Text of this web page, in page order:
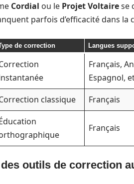
Cordial ou le Projet Voltairese
parfois d’efficacité dans
de correction Langues
Français,
Espagnol,
classique Français
Français
outils de correction